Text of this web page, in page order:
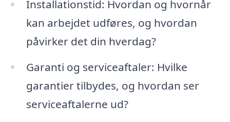
Installationstid: Hvordan og hvornår
kan arbejdet udføres, og hvordan
påvirker det din hverdag?
Garanti og serviceaftaler: Hvilke
garantier tilbydes, og hvordan ser
serviceaftalerne ud?